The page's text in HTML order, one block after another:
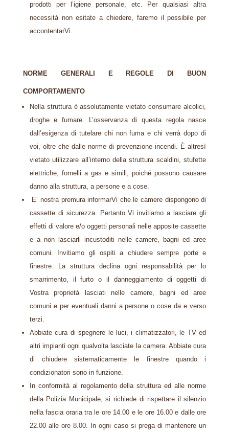
prodotti per l’igiene personale, etc. Per qualsiasi altra
necessità non esitate a chiedere, faremo il possibile per
accontentarVi.
NORME GENERALI E REGOLE DI BUON
COMPORTAMENTO
Nella struttura è assolutamente vietato consumare alcolici,
droghe e fumare. L’osservanza di questa regola nasce
dall’esigenza di tutelare chi non fuma e chi verrà dopo di
voi, oltre che dalle norme di prevenzione incendi. È altresì
vietato utilizzare all’interno della struttura scaldini, stufette
elettriche, fornelli a gas e simili, poiché possono causare
danno alla struttura, a persone e a cose.
E’ nostra premura informarVi che le camere dispongono di
cassette di sicurezza. Pertanto Vi invitiamo a lasciare gli
effetti di valore e/o oggetti personali nelle apposite cassette
e a non lasciarli incustoditi nelle camere, bagni ed aree
comuni. Invitiamo gli ospiti a chiudere sempre porte e
finestre. La struttura declina ogni responsabilità per lo
smarrimento, il furto o il danneggiamento di oggetti di
Vostra proprietà lasciati nelle camere, bagni ed aree
comuni e per eventuali danni a persone o cose da e verso
terzi.
Abbiate cura di spegnere le luci, i climatizzatori, le TV ed
altri impianti ogni qualvolta lasciate la camera. Abbiate cura
di chiudere sistematicamente le finestre quando i
condizionatori sono in funzione.
In conformità al regolamento della struttura ed alle norme
della Polizia Municipale, si richiede di rispettare il silenzio
nella fascia oraria tra le ore 14.00 e le ore 16.00 e dalle ore
22.00 alle ore 8.00. In ogni caso si prega di mantenere un